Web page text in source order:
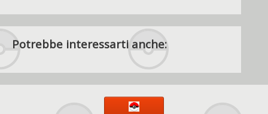
Potrebbe interessarti anche: